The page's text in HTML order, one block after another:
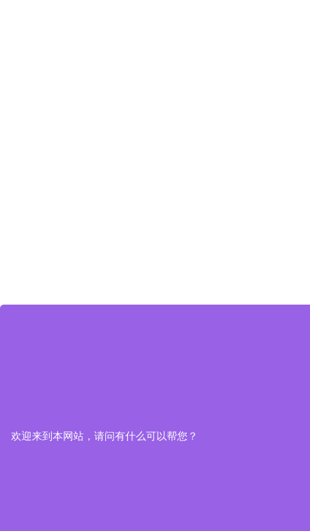
欢迎来到本网站，请问有什么可以帮您？